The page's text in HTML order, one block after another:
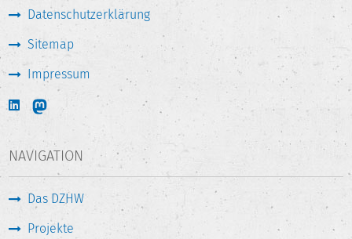
Datenschutzerklärung
Sitemap
Impressum
NAVIGATION
Das DZHW
Projekte